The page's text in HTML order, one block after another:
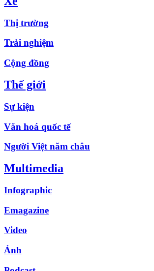
Thị trường
Trải nghiệm
Cộng đồng
Thế giới
Sự kiện
Văn hoá quốc tế
Người Việt năm châu
Multimedia
Infographic
Emagazine
Video
Ảnh